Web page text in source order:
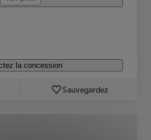
la concession
Sauvegardez